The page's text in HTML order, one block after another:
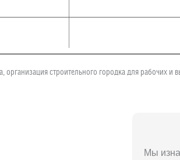
строительного городка для рабочих
Мы